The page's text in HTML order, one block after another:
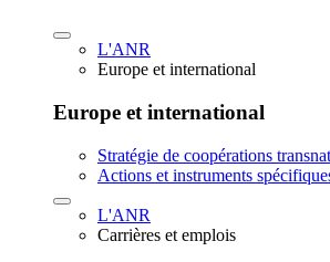
L'ANR
Europe et international
Europe et international
Stratégie de coopérations
Actions et instruments
L'ANR
Carrières et emplois